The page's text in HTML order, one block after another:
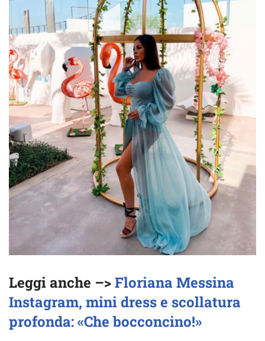
Leggi anche –>Floriana Messina
Instagram, mini dress e scollatura
profonda: «Che bocconcino!»